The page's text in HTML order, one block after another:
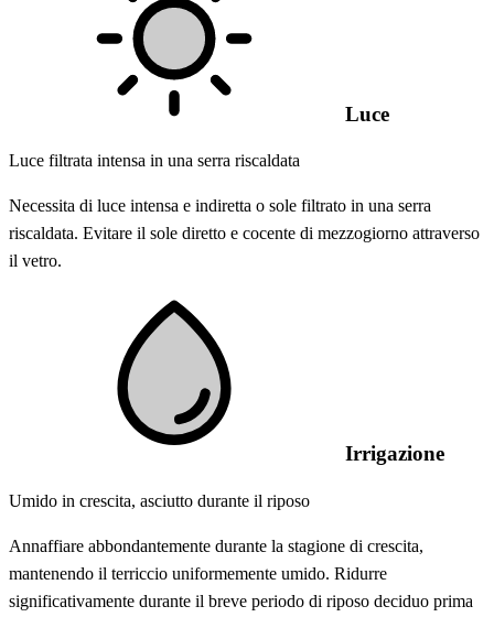
Luce
Luce filtrata intensa in una serra riscaldata
Necessita di luce intensa e indiretta o sole filtrato in una serra
riscaldata. Evitare il sole diretto e cocente di mezzogiorno attraverso
il vetro.
Irrigazione
Umido in crescita, asciutto durante il riposo
Annaffiare abbondantemente durante la stagione di crescita,
mantenendo il terriccio uniformemente umido. Ridurre
significativamente durante il breve periodo di riposo deciduo prima